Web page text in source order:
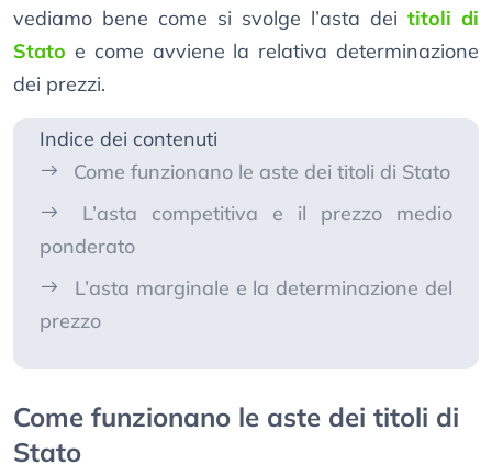
vediamo bene come si svolge l’asta dei titoli di
Stato e come avviene la relativa determinazione
dei prezzi.
Indice dei contenuti
Come funzionano le aste dei titoli di Stato
L’asta competitiva e il prezzo medio
ponderato
L’asta marginale e la determinazione del
prezzo
Come funzionano le aste dei titoli di
Stato